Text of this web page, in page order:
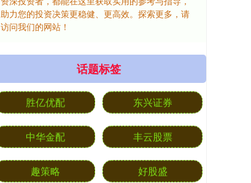
助力您的投资决策更稳健、更高效。探索更多，请
访问我们的网站！
话题标签
胜亿优配 东兴证券
中华金配 丰云股票
趣策略 好股盛